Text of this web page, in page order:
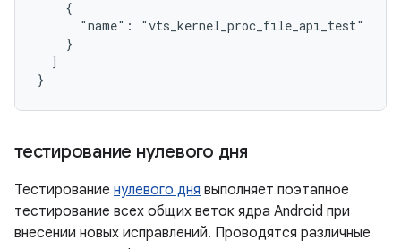
    {
      "name": "vts_kernel_proc_file_api_test"
    }
  ]
тестирование нулевого дня
Тестирование нулевого дня выполняет поэтапное
тестирование всех общих веток ядра Android при
внесении новых исправлений. Проводятся различные